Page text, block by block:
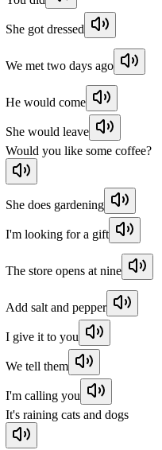
She got dressed
We met two days ago
He would come
She would leave
Would you like some coffee?
She does gardening
I'm looking for a gift
The store opens at nine
Add salt and pepper
I give it to you
We tell them
I'm calling you
It's raining cats and dogs